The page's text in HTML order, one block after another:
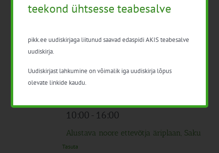
14:00-16:00
R
22
AKIS teadmussiirde 2026. aasta
10:00- 16:00
Alustava noore ettevõtja äriplaan, Saku
Tasuta
teekond ühtsesse teabesalve
pikk.ee uudiskirjaga liitunud saavad edaspidi AKIS teabesalve
uudiskirja.
Uudiskirjast lahkumine on võimalik iga uudiskirja lõpus
olevate linkide kaudu.